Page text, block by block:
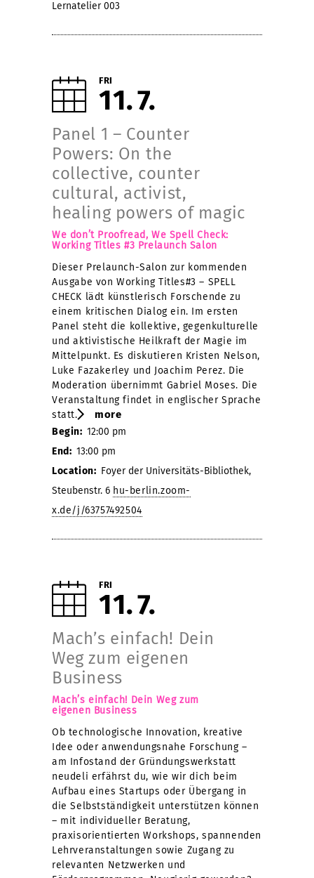
Lernatelier 003
FRI
11 7
Panel 1 – Counter
Powers: On the
collective, counter
cultural, activist,
healing powers of magic
We don’t Proofread, We Spell Check:
Working Titles #3 Prelaunch Salon
Dieser Prelaunch-Salon zur kommenden
Ausgabe von Working Titles#3 – SPELL
CHECK lädt künstlerisch Forschende zu
einem kritischen Dialog ein. Im ersten
Panel steht die kollektive, gegenkulturelle
und aktivistische Heilkraft der Magie im
Mittelpunkt. Es diskutieren Kristen Nelson,
Luke Fazakerley und Joachim Perez. Die
Moderation übernimmt Gabriel Moses. Die
Veranstaltung findet in englischer Sprache
statt.
more
Begin: 12:00 pm
End: 13:00 pm
Location: Foyer der Universitäts-Bibliothek,
Steubenstr. 6 hu-berlin.zoom-
x.de/j/63757492504
FRI
11 7
Mach’s einfach! Dein
Weg zum eigenen
Business
Mach’s einfach! Dein Weg zum
eigenen Business
Ob technologische Innovation, kreative
Idee oder anwendungsnahe Forschung –
am Infostand der Gründungswerkstatt
neudeli erfährst du, wie wir dich beim
Aufbau eines Startups oder Übergang in
die Selbstständigkeit unterstützen können
– mit individueller Beratung,
praxisorientierten Workshops, spannenden
Lehrveranstaltungen sowie Zugang zu
relevanten Netzwerken und